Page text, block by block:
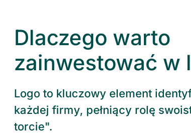
Dlaczego warto
zainwestować w
Logo to kluczowy element
każdej firmy, pełniący rolę
torcie".